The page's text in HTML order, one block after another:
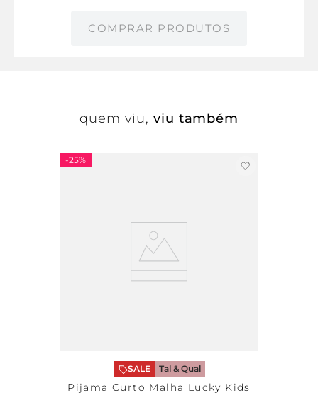
COMPRAR PRODUTOS
quem viu, viu também
-25%
SALE Tal & Qual
Pijama Curto Malha Lucky Kids